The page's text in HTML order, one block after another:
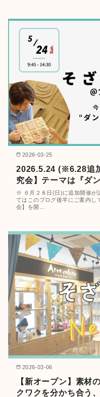
2026-03-25
2026.5.24 (※6.28追
究会】テーマは『ダ
※ ６月２８日(日)に追加開催
てはこのブログ後半にご案内し
会】を開…
2026-03-06
【新オープン】素材
クワクを分かち合う